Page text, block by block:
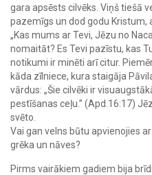
gara apsēsts cilvēks. Viņš tiešā
pazemīgs un dod godu Kristum,
„Kas mums ar Tevi, Jēzu no
nomaitāt? Es Tevi pazīstu, kas
notikumi ir minēti arī citur.
kāda zīlniece, kura staigāja
vārdus: „Šie cilvēki ir
pestīšanas ceļu.” (Apd.16:17)
svēto.
Vai gan velns būtu apvienojies
grēka un nāves?
Pirms vairākiem gadiem bija